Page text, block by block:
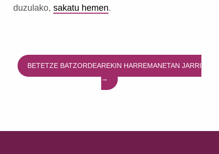
duzulako, sakatu hemen.
BETETZE BATZORDEAREKIN HARREMANETAN JARRI
→
Skip back to main navigation